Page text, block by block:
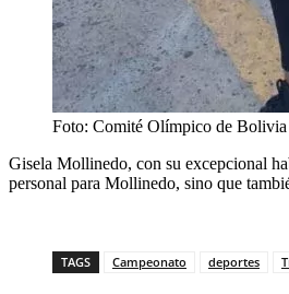
Foto: Comité Olímpico de Bolivia
Gisela Mollinedo, con su excepcional
personal para Mollinedo, sino que
TAGS Campeonato deportes